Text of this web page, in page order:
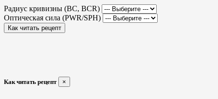
Радиус кривизны (BC, BCR)
Оптическая сила (PWR/SPH)
Как читать рецепт
Как читать рецепт ×